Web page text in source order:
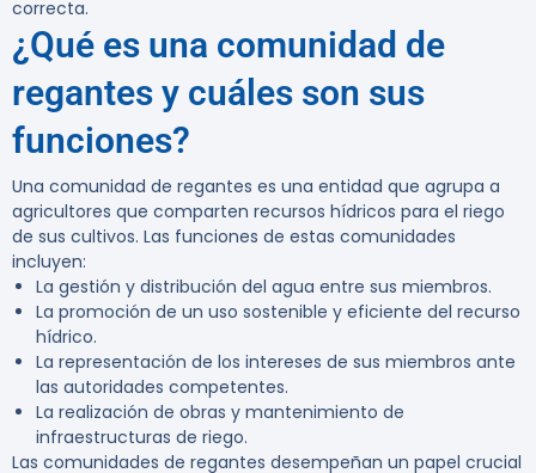
correcta.
¿Qué es una comunidad de
regantes y cuáles son sus
funciones?
Una comunidad de regantes es una entidad que agrupa a
agricultores que comparten recursos hídricos para el riego
de sus cultivos. Las funciones de estas comunidades
incluyen:
La gestión y distribución del agua entre sus miembros.
La promoción de un uso sostenible y eficiente del recurso
hídrico.
La representación de los intereses de sus miembros ante
las autoridades competentes.
La realización de obras y mantenimiento de
infraestructuras de riego.
Las comunidades de regantes desempeñan un papel crucial